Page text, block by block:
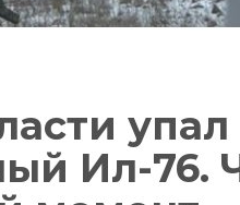
упал
Ил-76.